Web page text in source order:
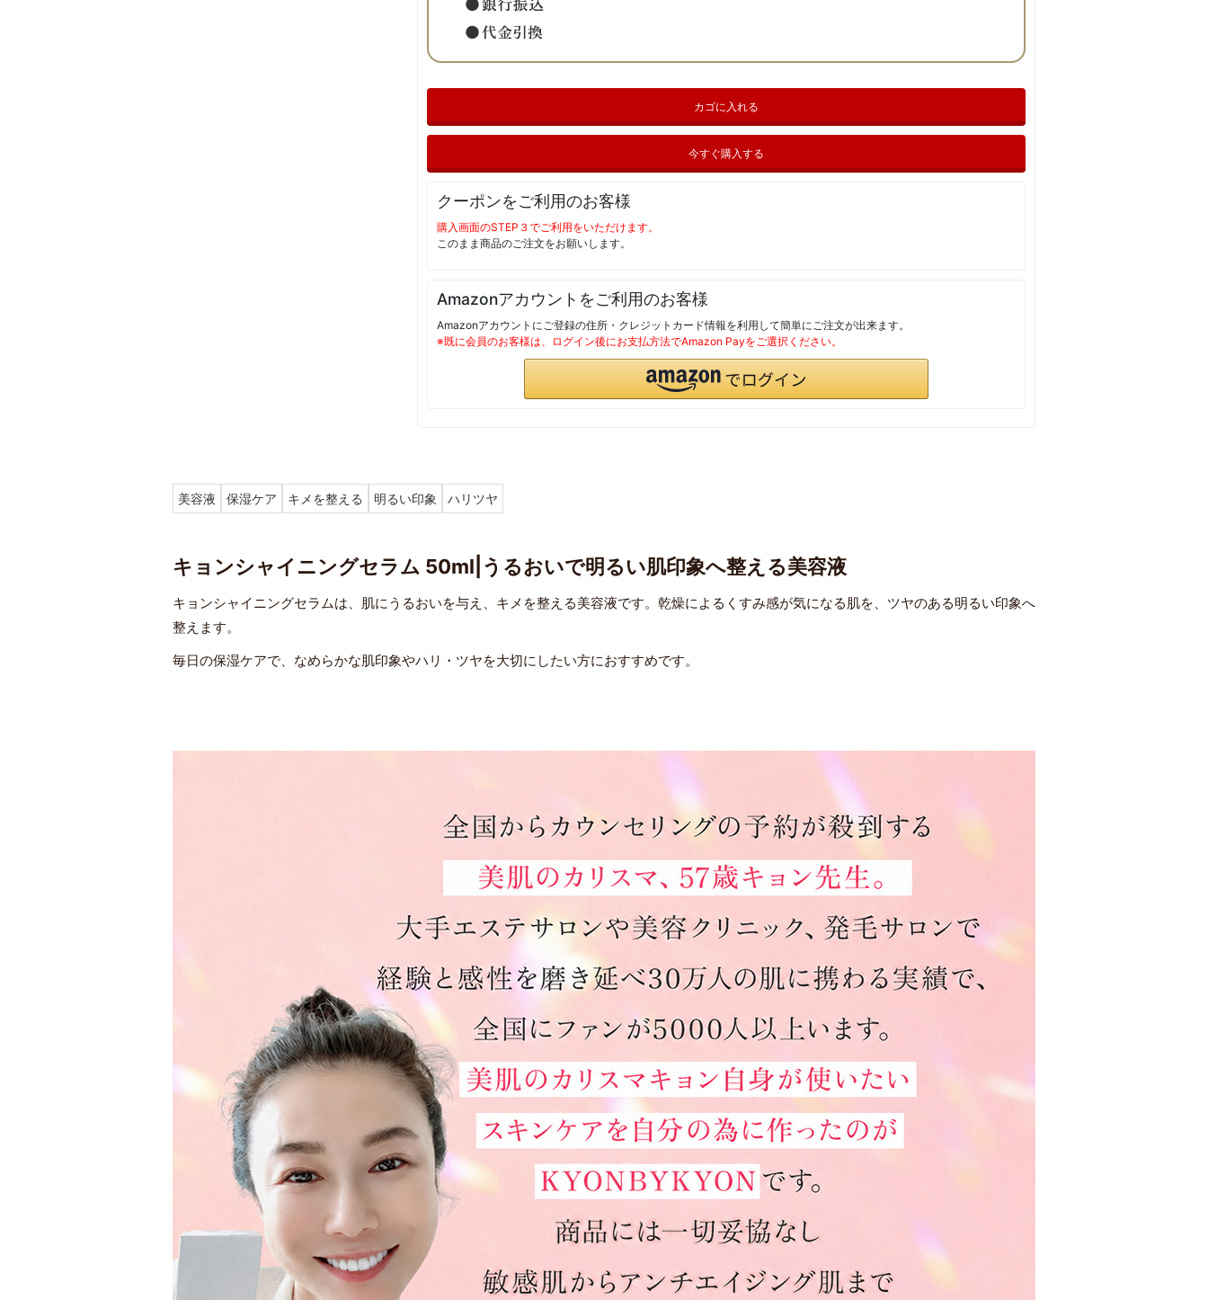
カゴに入れる
今すぐ購入する
クーポンをご利用のお客様
購入画面のSTEP３でご利用をいただけます。
このまま商品のご注文をお願いします。
Amazonアカウントをご利用のお客様
Amazonアカウントにご登録の住所・クレジットカード情報を利用して簡単にご注文が出来ます。
※既に会員のお客様は、ログイン後にお支払方法でAmazon Payをご選択ください。
美容液 保湿ケア キメを整える 明るい印象 ハリツヤ
キョンシャイニングセラム 50ml|うるおいで明るい肌印象へ整える美容液
キョンシャイニングセラムは、肌にうるおいを与え、キメを整える美容液です。乾燥によるくすみ感が気になる肌を、ツヤのある明るい印象へ
整えます。
毎日の保湿ケアで、なめらかな肌印象やハリ・ツヤを大切にしたい方におすすめです。